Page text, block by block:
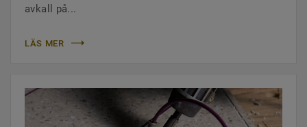
avkall på...
LÄS MER